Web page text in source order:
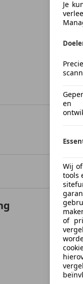
Je
en
Wij
tools
of